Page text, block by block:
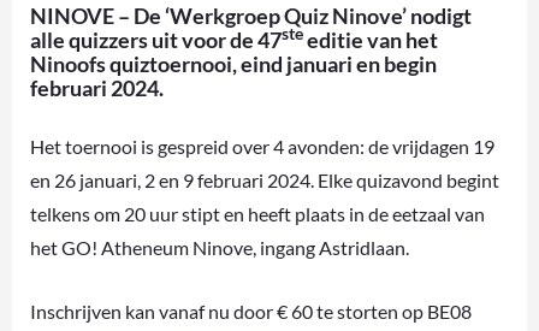
NINOVE – De ‘Werkgroep Quiz Ninove’ nodigt
alle quizzers uit voor de 47steeditie van het
Ninoofs quiztoernooi, eind januari en begin
februari 2024.
Het toernooi is gespreid over 4 avonden: de vrijdagen 19
en 26 januari, 2 en 9 februari 2024. Elke quizavond begint
telkens om 20 uur stipt en heeft plaats in de eetzaal van
het GO! Atheneum Ninove, ingang Astridlaan.
Inschrijven kan vanaf nu door € 60 te storten op BE08